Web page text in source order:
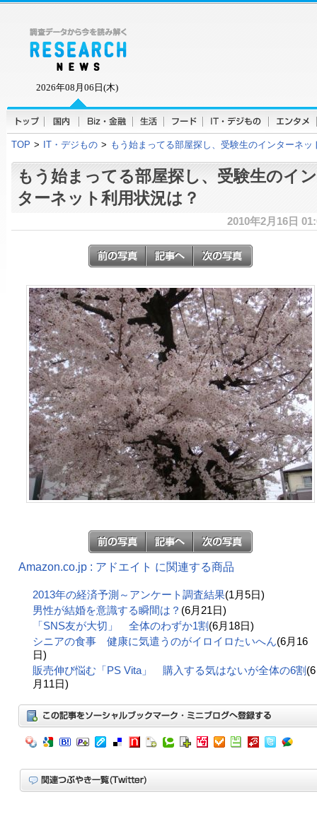
2026年08月06日(木)
TOP > IT・デジもの > もう始まってる部屋探し、受験生のインターネッ
もう始まってる部屋探し、受験生のイン
ターネット利用状況は？
2010年2月16日
Amazon.co.jp : アドエイト に関連する商品
2013年の経済予測～アンケート調査結果(1月5日)
男性が結婚を意識する瞬間は？ (6月21日)
「SNS友が大切」 全体のわずか1割 (6月18日)
シニアの食事 健康に気遣うのがイロイロたいへん(6月16
日)
販売伸び悩む「PS Vita」 購入する気はないが全体の6割 (6
月11日)